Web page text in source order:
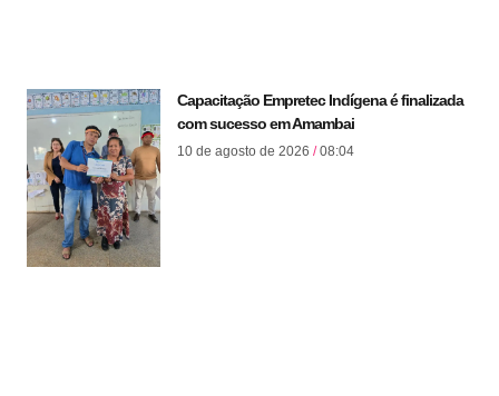
Capacitação Empretec Indígena é finalizada
com sucesso em Amambai
10 de agosto de 2026 08:04